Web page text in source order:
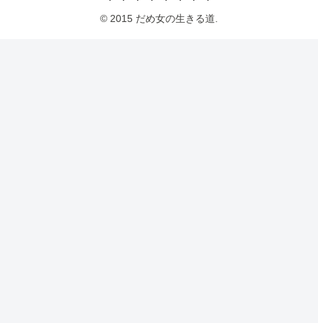
© 2015 だめ女の生きる道.